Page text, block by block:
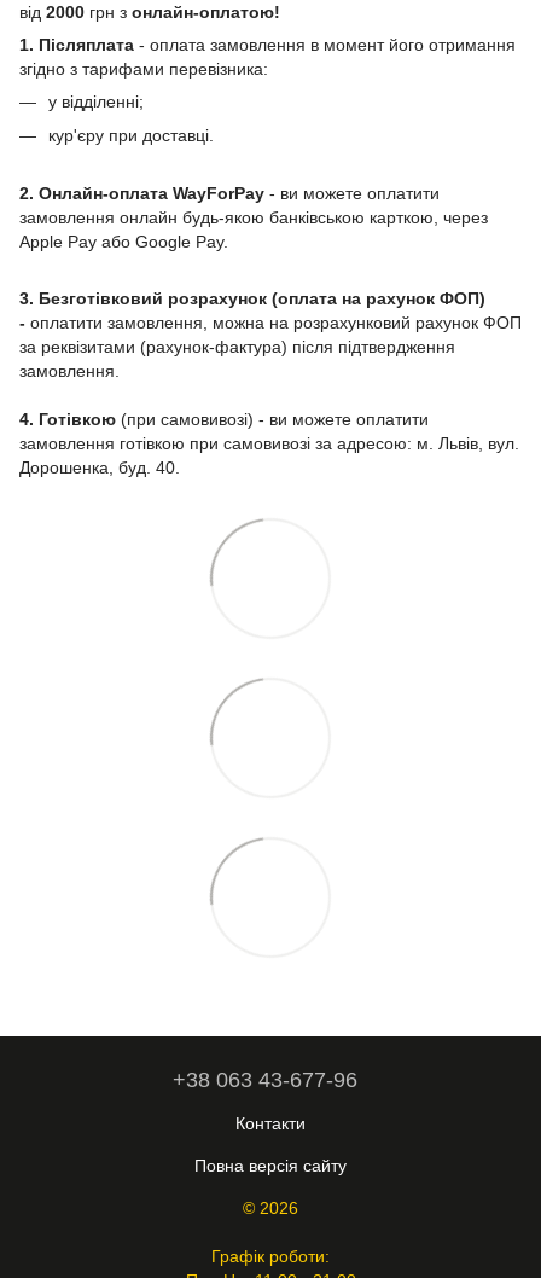
від 2000 грн з онлайн-оплатою!
1. Післяплата - оплата замовлення в момент його отримання
згідно з тарифами перевізника:
у відділенні;
кур'єру при доставці.
2. Онлайн-оплата WayForPay - ви можете оплатити
замовлення онлайн будь-якою банківською карткою, через
Apple Pay або Google Pay.
3. Безготівковий розрахунок (оплата на рахунок ФОП)
- оплатити замовлення, можна на розрахунковий рахунок ФОП
за реквізитами (рахунок-фактура) після підтвердження
замовлення.
4. Готівкою (при самовивозі) - ви можете оплатити
замовлення готівкою при самовивозі за адресою: м. Львів, вул.
Дорошенка, буд. 40.
+38 063 43-677-96
Контакти
Повна версія сайту
© 2026
Графік роботи: